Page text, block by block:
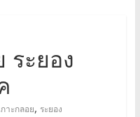
ระยอง
าะกลอย, ระยอง